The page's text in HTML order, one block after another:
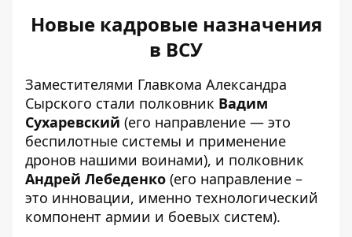
Новые кадровые назначения
в ВСУ
Заместителями Главкома Александра
Сырского стали полковник Вадим
Сухаревский (его направление — это
беспилотные системы и применение
дронов нашими воинами), и полковник
Андрей Лебеденко (его направление –
это инновации, именно технологический
компонент армии и боевых систем).